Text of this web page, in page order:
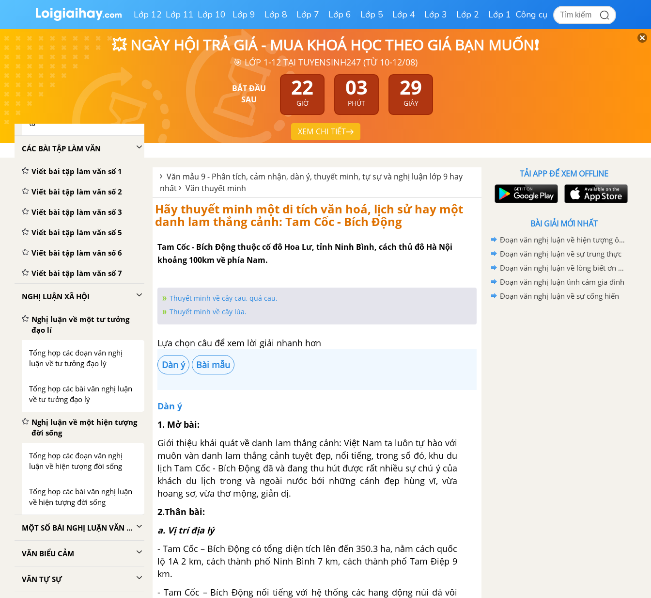
Lớp 12 Lớp 11 Lớp 10 Lớp 9 Lớp 8 Lớp 7 Lớp 6 Lớp 5 Lớp 4 Lớp 3 Lớp 2 Lớp 1 Công cụ
💥 NGÀY HỘI TRẢ GIÁ - MUA KHOÁ HỌC THEO GIÁ BẠN MUỐN❗
🎯 LỚP 1-12 TẠI TUYENSINH247 (TỪ 10-12/08)
BẮT ĐẦU
SAU
22
GIỜ
03
PHÚT
28
GIÂY
XEM CHI TIẾT
bài cho tác phẩm Bắc Sơn
Tôi và chúng ta - Lưu Quang
Vũ
Tổng hợp các bài văn nghị luận
về tác phẩm Tôi và chúng ta
Tổng hợp các cách mở bài, kết
bài cho tác phẩm Tôi và chúng
ta
CÁC BÀI TẬP LÀM VĂN
Viết bài tập làm văn số 1
Viết bài tập làm văn số 2
Viết bài tập làm văn số 3
Viết bài tập làm văn số 5
Viết bài tập làm văn số 6
Viết bài tập làm văn số 7
NGHỊ LUẬN XÃ HỘI
Nghị luận về một tư tưởng
đạo lí
Tổng hợp các đoạn văn nghị
luận về tư tưởng đạo lý
Tổng hợp các bài văn nghị luận
về tư tưởng đạo lý
Nghị luận về một hiện tượng
đời sống
Tổng hợp các đoạn văn nghị
luận về hiện tượng đời sống
Tổng hợp các bài văn nghị luận
về hiện tượng đời sống
MỘT SỐ BÀI NGHỊ LUẬN VĂN HỌC THAM KHẢO
VĂN BIỂU CẢM
VĂN TỰ SỰ
Văn mẫu 9 - Phân tích, cảm nhận, dàn ý, thuyết minh, tự sự và nghị luận lớp 9 hay
nhất
Văn thuyết minh
Hãy thuyết minh một di tích văn hoá, lịch sử hay một
danh lam thắng cảnh: Tam Cốc - Bích Động
Tam Cốc - Bích Động thuộc cố đô Hoa Lư, tỉnh Ninh Bình, cách thủ đô Hà Nội
khoảng 100km về phía Nam.
Thuyết minh về cây cau, quả cau.
Thuyết minh về cây lúa.
Lựa chọn câu để xem lời giải nhanh hơn
Dàn ý
Bài mẫu
Dàn ý
1. Mở bài:
Giới thiệu khái quát về danh lam thắng cảnh: Việt Nam ta luôn tự hào với
muôn vàn danh lam thắng cảnh tuyệt đẹp, nổi tiếng, trong số đó, khu du
lịch Tam Cốc - Bích Động đã và đang thu hút được rất nhiều sự chú ý của
khách du lịch trong và ngoài nước bởi những cảnh đẹp hùng vĩ, vừa
hoang sơ, vừa thơ mộng, giản dị.
2.Thân bài:
a. Vị trí địa lý
- Tam Cốc – Bích Động có tổng diện tích lên đến 350.3 ha, nằm cách quốc
lộ 1A 2 km, cách thành phố Ninh Bình 7 km, cách thành phố Tam Điệp 9
km.
- Tam Cốc – Bích Động nổi tiếng với hệ thống các hang động núi đá vôi
TẢI APP ĐỂ XEM OFFLINE
BÀI GIẢI MỚI NHẤT
Đoạn văn nghị luận về hiện tượng ô nhiễm môi trường
Đoạn văn nghị luận về sự trung thực
Đoạn văn nghị luận về lòng biết ơn của mỗi chúng ta
Đoạn văn nghị luận tình cảm gia đình
Đoạn văn nghị luận về sự cống hiến